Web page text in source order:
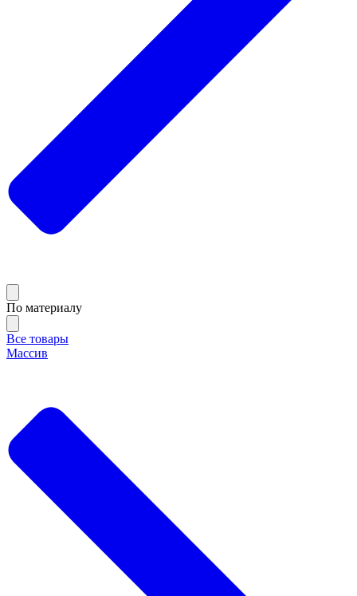
По материалу
Все товары
Массив